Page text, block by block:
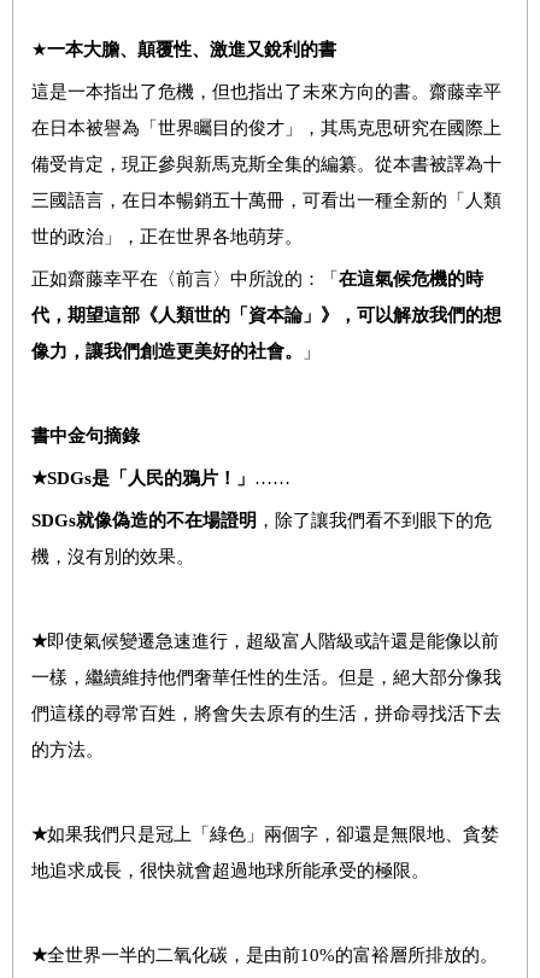
★一本大膽、顛覆性、激進又銳利的書
這是一本指出了危機，但也指出了未來方向的書。齋藤幸平
在日本被譽為「世界矚目的俊才」，其馬克思研究在國際上
備受肯定，現正參與新馬克斯全集的編纂。從本書被譯為十
三國語言，在日本暢銷五十萬冊，可看出一種全新的「人類
世的政治」，正在世界各地萌芽。
正如齋藤幸平在 〈前言〉中所說的： 「 在這氣候危機的時
代，期望這部《人類世的「資本論」》，可以解放我們的想
像力，讓我們創造更美好的社會。
」
書中金句摘錄
★SDGs是「人民的鴉片！」 ……
SDGs就像偽造的不在場證明 ，除了讓我們看不到眼下的危
機，沒有別的效果。
★即使氣候變遷急速進行，超級富人階級或許還是能像以前
一樣，繼續維持他們奢華任性的生活。但是，絕大部分像我
們這樣的尋常百姓，將會失去原有的生活，拼命尋找活下去
的方法。
★如果我們只是冠上「綠色」兩個字，卻還是無限地、貪婪
地追求成長，很快就會超過地球所能承受的極限。
★全世界一半的二氧化碳，是由前10%的富裕層所排放的。